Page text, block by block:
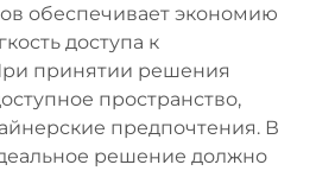
обеспечивает экономию
доступа к
принятии решения
пространство,
предпочтения. В
решение должно